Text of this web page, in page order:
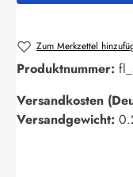
Zum Merkzettel
Produktnummer:
Versandkosten
Versandgewicht: